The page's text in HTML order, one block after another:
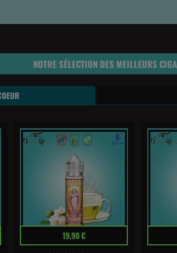
NOTRE SÉLECTION DES MEILLEURS
19,90 €